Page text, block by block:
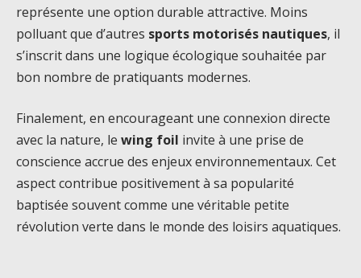
représente une option durable attractive. Moins
polluant que d’autres sports motorisés nautiques, il
s’inscrit dans une logique écologique souhaitée par
bon nombre de pratiquants modernes.
Finalement, en encourageant une connexion directe
avec la nature, le wing foil invite à une prise de
conscience accrue des enjeux environnementaux. Cet
aspect contribue positivement à sa popularité
baptisée souvent comme une véritable petite
révolution verte dans le monde des loisirs aquatiques.